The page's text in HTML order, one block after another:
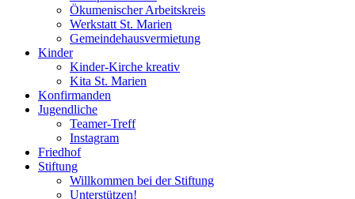
Ökumenischer Arbeitskreis
Werkstatt St. Marien
Gemeindehausvermietung
Kinder
Kinder-Kirche kreativ
Kita St. Marien
Konfirmanden
Jugendliche
Teamer-Treff
Instagram
Friedhof
Stiftung
Willkommen bei der Stiftung
Unterstützen!